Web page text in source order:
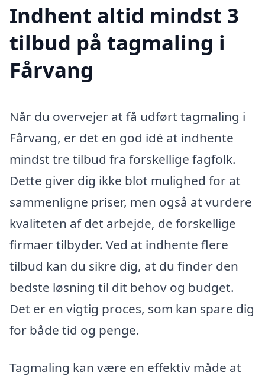
Indhent altid mindst 3
tilbud på tagmaling i
Fårvang
Når du overvejer at få udført tagmaling i
Fårvang, er det en god idé at indhente
mindst tre tilbud fra forskellige fagfolk.
Dette giver dig ikke blot mulighed for at
sammenligne priser, men også at vurdere
kvaliteten af det arbejde, de forskellige
firmaer tilbyder. Ved at indhente flere
tilbud kan du sikre dig, at du finder den
bedste løsning til dit behov og budget.
Det er en vigtig proces, som kan spare dig
for både tid og penge.
Tagmaling kan være en effektiv måde at